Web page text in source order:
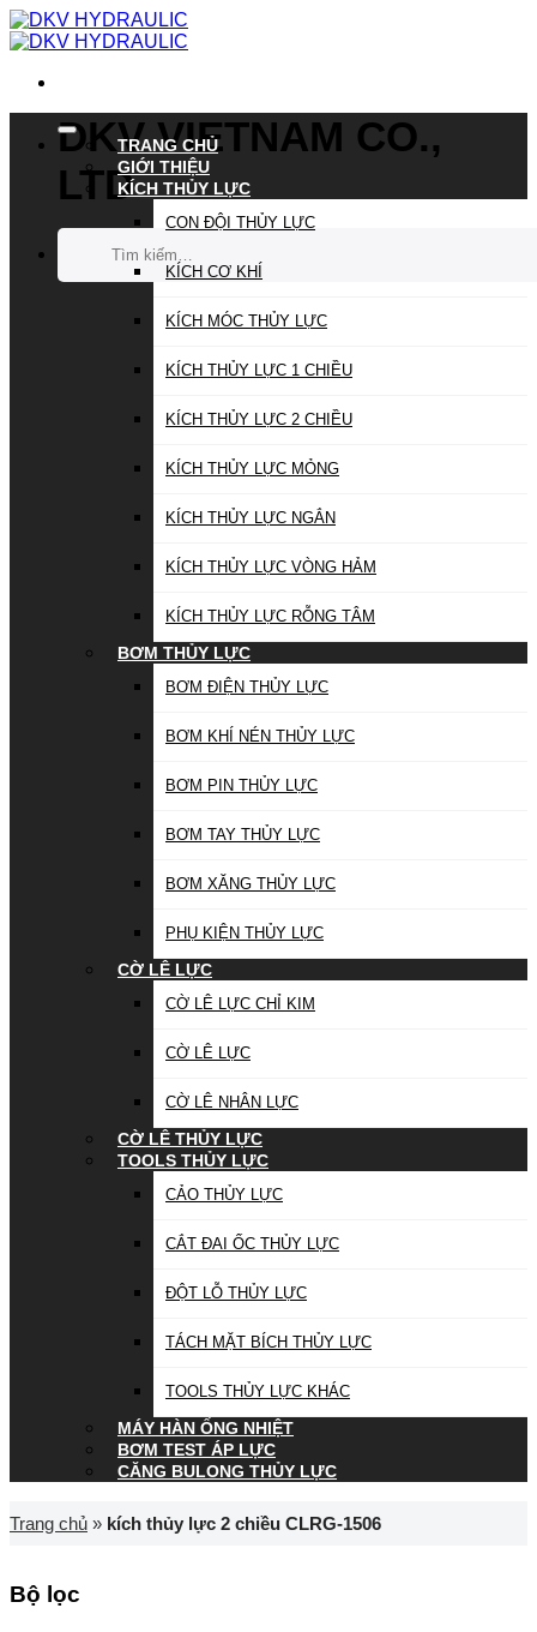
Chuyển
đến
dung
DKV VIETNAM CO.,
LTD
Tìm
TRANG CHỦ
GIỚI THIỆU
KÍCH THỦY LỰC
CON ĐỘI THỦY LỰC
KÍCH CƠ KHÍ
KÍCH MÓC THỦY LỰC
KÍCH THỦY LỰC 1 CHIỀU
KÍCH THỦY LỰC 2 CHIỀU
KÍCH THỦY LỰC MỎNG
KÍCH THỦY LỰC NGẮN
KÍCH THỦY LỰC VÒNG HẢM
KÍCH THỦY LỰC RỖNG TÂM
BƠM THỦY LỰC
BƠM ĐIỆN THỦY LỰC
BƠM KHÍ NÉN THỦY LỰC
BƠM PIN THỦY LỰC
BƠM TAY THỦY LỰC
BƠM XĂNG THỦY LỰC
PHỤ KIỆN THỦY LỰC
CỜ LÊ LỰC
CỜ LÊ LỰC CHỈ KIM
CỜ LÊ LỰC
CỜ LÊ NHÂN LỰC
CỜ LÊ THỦY LỰC
TOOLS THỦY LỰC
CẢO THỦY LỰC
CẮT ĐAI ỐC THỦY LỰC
ĐỘT LỖ THỦY LỰC
TÁCH MẶT BÍCH THỦY LỰC
TOOLS THỦY LỰC KHÁC
MÁY HÀN ỐNG NHIỆT
BƠM TEST ÁP LỰC
CĂNG BULONG THỦY LỰC
Trang chủ » kích thủy lực 2 chiều CLRG-1506
Bộ lọc